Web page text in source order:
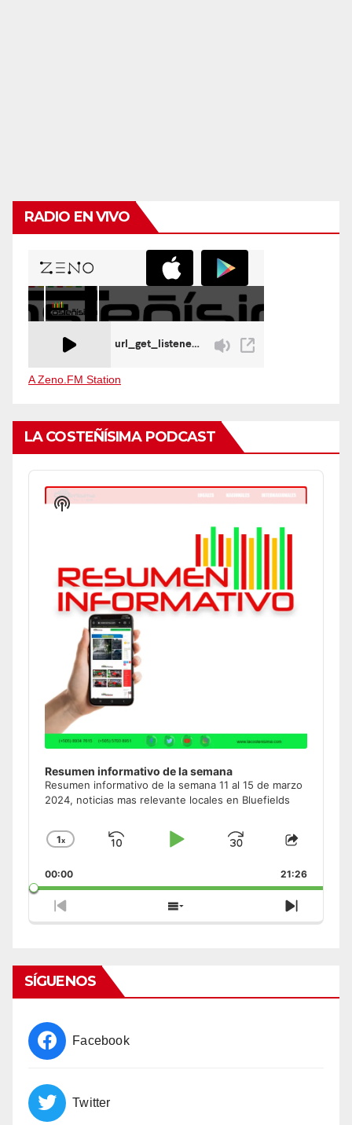
RADIO EN VIVO
A Zeno.FM Station
LA COSTEÑÍSIMA PODCAST
Audio
Player
Resumen informativo de la semana
Resumen informativo de la semana 11 al 15 de marzo
2024, noticias mas relevante locales en Bluefields
Change
Rate
1x
Skip
Play
Jump
Forward
Share
Episode
00:00 21:26
Previous
Episode
Show
Episodes
Next
Episode
Show
SÍGUENOS
Facebook
Twitter